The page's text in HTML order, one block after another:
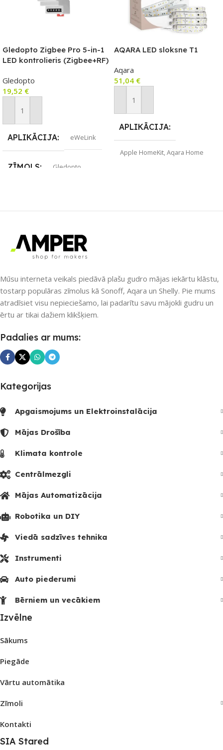
Gledopto Zigbee Pro 5-in-1
LED kontrolieris (Zigbee+RF)
sliediBee II, Hubitat
Elevation, Amazon Zigbee
Home saderīgo) vārteju.
Gledopto
19,52 €
Pievienot Grozam
APLIKĀCIJA eWeLink
ZĪMOLS Gledopto
PIEEJAMS UZREIZ
Nē
UZREIZ PIEEJAMAIS
SKAITS
AQARA LED sloksne T1
Aqara
51,04 €
Pievienot Grozam
APLIKĀCIJA
Apple HomeKit,Aqara Home
SAVIENOJUMS ZigBee
UZREIZ PIEEJAMAIS
SKAITS
Mūsu interneta veikals piedāvā plašu gudro mājas iekārtu klāstu,
tostarp populāras zīmolus kā Sonoff, Aqara un Shelly. Pie mums
atradīsiet visu nepieciešamo, lai padarītu savu mājokli gudru un
ērtu ar tikai dažiem klikšķiem.
Padalies ar mums:
Kategorijas
Apgaismojums un Elektroinstalācija
Mājas Drošība
Klimata kontrole
Centrālmezgli
Mājas Automatizācija
Robotika un DIY
Viedā sadzīves tehnika
Instrumenti
Auto piederumi
Bērniem un vecākiem
Izvēlne
Sākums
Piegāde
Vārtu automātika
Zīmoli
Kontakti
SIA Stared